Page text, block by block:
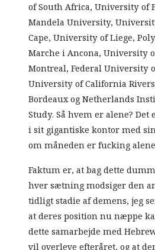
of South Africa, University of
Mandela University,
Cape, University of Liege,
Marche i Ancona, University
Montreal, Federal University
University of California
Bordeaux og Netherlands
Study. Så hvem er alene? Det
i sit gigantiske kontor med
om måneden er fucking
Faktum er, at bag dette
hver sætning modsiger den
tidligt stadie af demens, jeg
at deres position nu næppe
dette samarbejde med
vil overleve efteråret, og at